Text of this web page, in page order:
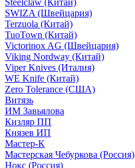
Steelclaw (Китай)
SWIZA (Швейцария)
Terzuola (Китай)
TuoTown (Китай)
Victorinox AG (Швейцария)
Viking Nordway (Китай)
Viper Knives (Италия)
WE Knife (Китай)
Zero Tolerance (США)
Витязь
ИМ Завьялова
Кизляр ПП
Князев ИП
Мастер-К
Мастерская Чебуркова (Россия)
Нокс (Россия)